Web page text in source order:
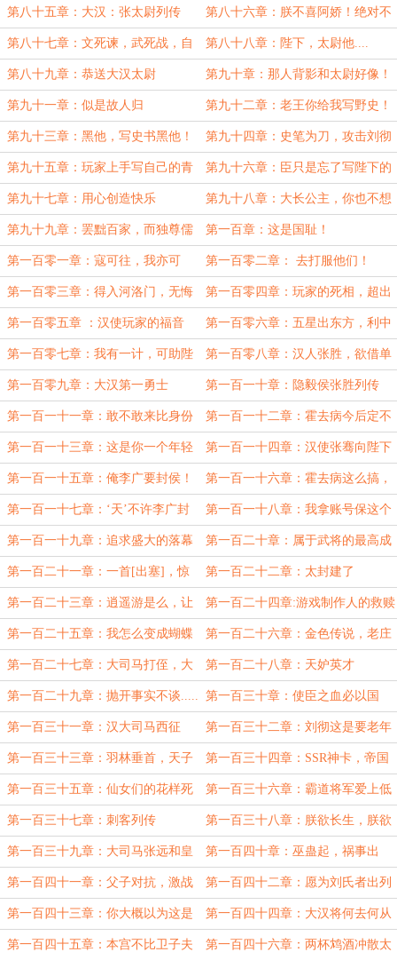
第八十五章：大汉：张太尉列传 第八十六章：朕不喜阿娇！绝对不
娶！
第八十七章：文死谏，武死战，自
有后人评说
第八十八章：陛下，太尉他....
第八十九章：恭送大汉太尉 第九十章：那人背影和太尉好像！
第九十一章：似是故人归 第九十二章：老王你给我写野史！
第九十三章：黑他，写史书黑他！ 第九十四章：史笔为刀，攻击刘彻
第九十五章：玩家上手写自己的青
史
第九十六章：臣只是忘了写陛下的
功绩而已
第九十七章：用心创造快乐 第九十八章：大长公主，你也不想
皇后被废吧
第九十九章：罢黜百家，而独尊儒
术
第一百章：这是国耻！
第一百零一章：寇可往，我亦可
往！（求订阅）
第一百零二章： 去打服他们！
第一百零三章：得入河洛门，无悔
游人生！
第一百零四章：玩家的死相，超出
陈纪的想象
第一百零五章 ：汉使玩家的福音 第一百零六章：五星出东方，利中
國！
第一百零七章：我有一计，可助陛
下除单于
第一百零八章：汉人张胜，欲借单
于人头一用
第一百零九章：大汉第一勇士 第一百一十章：隐毅侯张胜列传
第一百一十一章：敢不敢来比身份 第一百一十二章：霍去病今后定不
负破奴侯之名望
第一百一十三章：这是你一个年轻
小将该干的事？
第一百一十四章：汉使张骞向陛下
复命
第一百一十五章：俺李广要封侯！ 第一百一十六章：霍去病这么搞，
显得我很多余
第一百一十七章：‘天’不许李广封
侯
第一百一十八章：我拿账号保这个
NPC！
第一百一十九章：追求盛大的落幕 第一百二十章：属于武将的最高成
就和荣耀
第一百二十一章：一首[出塞]，惊
四座
第一百二十二章：太封建了
第一百二十三章：逍遥游是么，让
我看看你有多逍遥
第一百二十四章:游戏制作人的救赎
第一百二十五章：我怎么变成蝴蝶
了
第一百二十六章：金色传说，老庄
之道
第一百二十七章：大司马打侄，大
将军打妻
第一百二十八章：天妒英才
第一百二十九章：抛开事实不谈..... 第一百三十章：使臣之血必以国
偿！
第一百三十一章：汉大司马西征 第一百三十二章：刘彻这是要老年
痴呆了吗
第一百三十三章：羽林垂首，天子
降阶
第一百三十四章：SSR神卡，帝国
双壁
第一百三十五章：仙女们的花样死
法
第一百三十六章：霸道将军爱上低
贱婢女的我
第一百三十七章：刺客列传 第一百三十八章：朕欲长生，朕欲
成仙
第一百三十九章：大司马张远和皇
后通奸！
第一百四十章：巫蛊起，祸事出
第一百四十一章：父子对抗，激战
长安
第一百四十二章：愿为刘氏者出列
第一百四十三章：你大概以为这是
给朕报喜吧！
第一百四十四章：大汉将何去何从
第一百四十五章：本宫不比卫子夫 第一百四十六章：两杯鸩酒冲散太